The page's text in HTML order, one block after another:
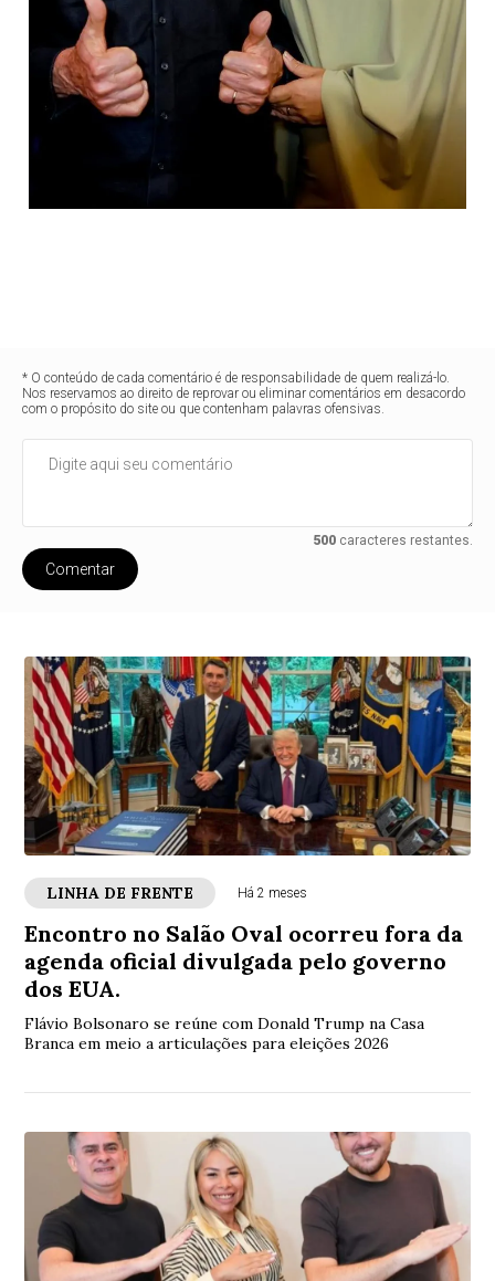
* O conteúdo de cada comentário é de responsabilidade de quem realizá-lo.
Nos reservamos ao direito de reprovar ou eliminar comentários em desacordo
com o propósito do site ou que contenham palavras ofensivas.
500caracteres restantes.
Comentar
LINHA DE FRENTE Há 2 meses
Encontro no Salão Oval ocorreu fora da
agenda oficial divulgada pelo governo
dos EUA.
Flávio Bolsonaro se reúne com Donald Trump na Casa
Branca em meio a articulações para eleições 2026